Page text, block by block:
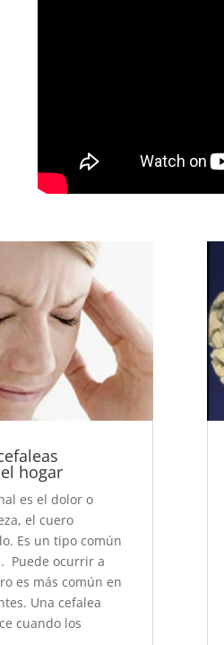
hogar
es el dolor o
el cuero
Es un tipo común
Puede ocurrir a
es más común en
Una cefalea
cuando los